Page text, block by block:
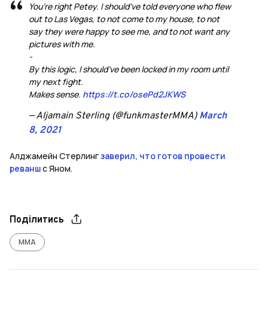
You’re right Petey. I should’ve told everyone who flew
out to Las Vegas, to not come to my house, to not
say they were happy to see me, and to not want any
pictures with me.
-
By this logic, I should’ve been locked in my room until
my next fight.
Makes sense. https://t.co/osePd2JKWS
— Aljamain Sterling (@funkmasterMMA) March
8, 2021
Алджамейн Стерлингзаверил, что готов провести
реваншс Яном.
Поділитись
ММА